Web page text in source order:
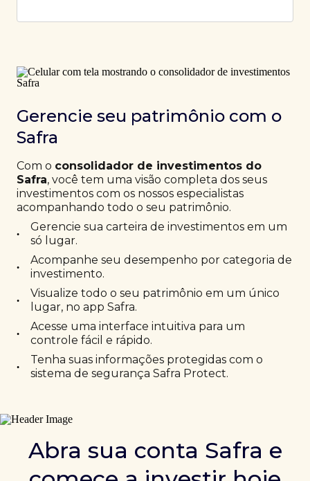
Gerencie seu patrimônio com o
Safra
Com o consolidador de investimentos do
Safra, você tem uma visão completa dos seus
investimentos com os nossos especialistas
acompanhando todo o seu patrimônio.
•
Gerencie sua carteira de investimentos em um
só lugar.
•
Acompanhe seu desempenho por categoria de
investimento.
•
Visualize todo o seu patrimônio em um único
lugar, no app Safra.
•
Acesse uma interface intuitiva para um
controle fácil e rápido.
•
Tenha suas informações protegidas com o
sistema de segurança Safra Protect.
Abra sua conta Safra e